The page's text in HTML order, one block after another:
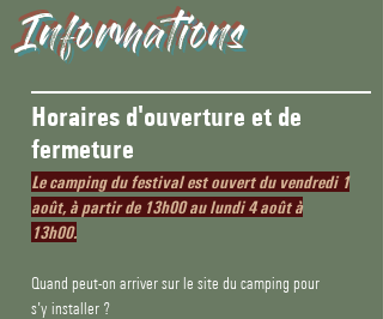
Informations
Horaires d'ouverture et de
fermeture
Le camping du festival est ouvert du vendredi 1
août, à partir de 13h00 au lundi 4 août à
13h00.
Quand peut-on arriver sur le site du camping pour
s'y installer ?